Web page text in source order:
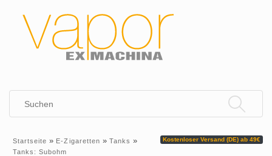
Kostenloser Versand (DE) ab 49€
Startseite » E-Zigaretten » Tanks »
Tanks: Subohm